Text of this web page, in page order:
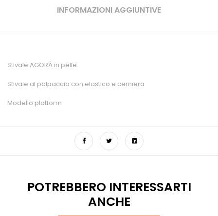
INFORMAZIONI AGGIUNTIVE
Stivale AGORÀ in pelle
Stivale al polpaccio con elastico e cerniera
Modello platform
POTREBBERO INTERESSARTI
ANCHE